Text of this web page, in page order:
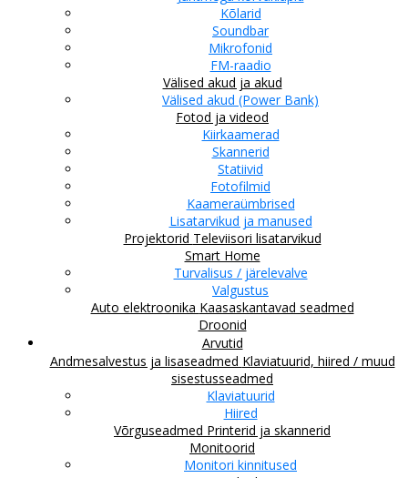
Kõlarid
Soundbar
Mikrofonid
FM-raadio
Välised akud ja akud
Välised akud (Power Bank)
Fotod ja videod
Kiirkaamerad
Skannerid
Statiivid
Fotofilmid
Kaameraümbrised
Lisatarvikud ja manused
Projektorid Televiisori lisatarvikud
Smart Home
Turvalisus / järelevalve
Valgustus
Auto elektroonika Kaasaskantavad seadmed
Droonid
Arvutid
Andmesalvestus ja lisaseadmed Klaviatuurid, hiired / muud
sisestusseadmed
Klaviatuurid
Hiired
Võrguseadmed Printerid ja skannerid
Monitoorid
Monitori kinnitused